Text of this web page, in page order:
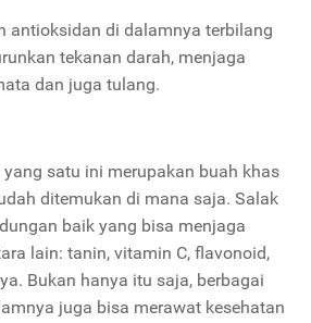
antioksidan di dalamnya terbilang
tekanan darah, menjaga
dan juga tulang.
satu ini merupakan buah khas
ditemukan di mana saja. Salak
baik yang bisa menjaga
lain: tanin, vitamin C, flavonoid,
Bukan hanya itu saja, berbagai
juga bisa merawat kesehatan